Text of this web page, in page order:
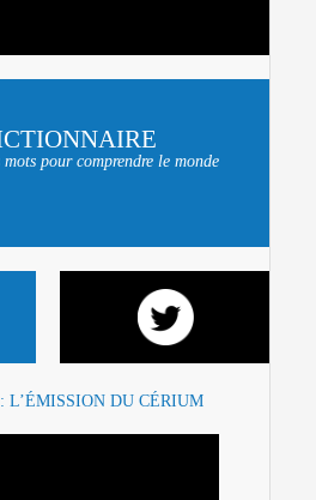
mots pour comprendre le monde
L’ÉMISSION DU CÉRIUM